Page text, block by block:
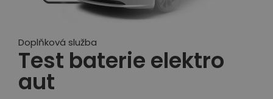
Doplňková služba
Test baterie elektro
aut